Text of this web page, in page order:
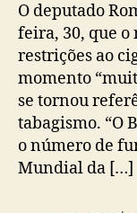
O deputado
feira, 30, que o
restrições ao
momento
se tornou
tabagismo. “O
o número de
Mundial da […]